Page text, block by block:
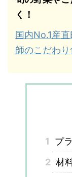
く！
国内No.1産
師のこだわ
1
プ
2 材